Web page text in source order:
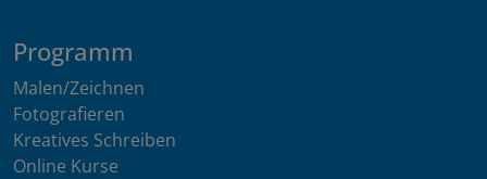
Programm
Malen/Zeichnen
Fotografieren
Kreatives Schreiben
Online Kurse